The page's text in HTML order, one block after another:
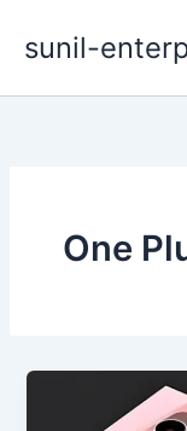
sunil-
One